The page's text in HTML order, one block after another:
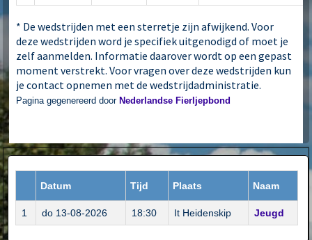
* De wedstrijden met een sterretje zijn afwijkend. Voor
deze wedstrijden word je specifiek uitgenodigd of moet je
zelf aanmelden. Informatie daarover wordt op een gepast
moment verstrekt. Voor vragen over deze wedstrijden kun
je contact opnemen met de wedstrijdadministratie.
Pagina gegenereerd door Nederlandse Fierljepbond
Datum Tijd Plaats Naam
1 do 13-08-2026 18:30 It Heidenskip Jeugd